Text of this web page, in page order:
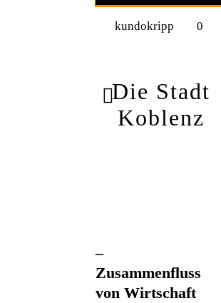
kundokripp 0
Die Stadt
Koblenz
–
Zusammenfluss
von Wirtschaft